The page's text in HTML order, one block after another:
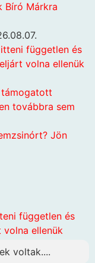
Bíró Márkra
független és
volna ellenük
támogatott
továbbra sem
Jön
független és
ellenük
voltak....